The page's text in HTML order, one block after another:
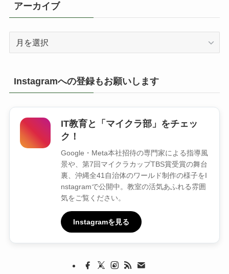
アーカイブ
Instagramへの登録もお願いします
IT教育と「マイクラ部」をチェッ
ク！
Google・Meta本社招待の専門家による指導風
景や、第7回マイクラカップTBS賞受賞の舞台
裏、沖縄全41自治体のワールド制作の様子をI
nstagramで公開中。教室の活気あふれる雰囲
気をご覧ください。
Instagramを見る